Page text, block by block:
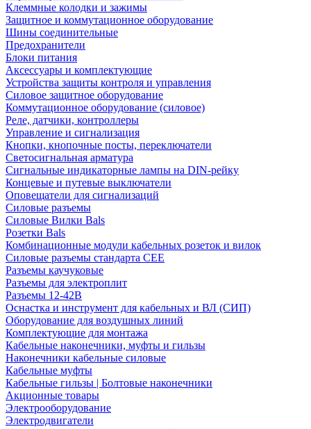
Клеммные колодки и зажимы
Защитное и коммутационное оборудование
Шины соединительные
Предохранители
Блоки питания
Аксессуары и комплектующие
Устройства защиты контроля и управления
Силовое защитное оборудование
Коммутационное оборудование (силовое)
Реле, датчики, контроллеры
Управление и сигнализация
Кнопки, кнопочные посты, переключатели
Светосигнальная арматура
Сигнальные индикаторные лампы на DIN-рейку
Концевые и путевые выключатели
Оповещатели для сигнализаций
Силовые разъемы
Силовые Вилки Bals
Розетки Bals
Комбинационные модули кабельных розеток и вилок
Силовые разъемы стандарта CEE
Разъемы каучуковые
Разъемы для электроплит
Разъемы 12-42В
Оснастка и инструмент для кабельных и ВЛ (СИП)
Оборудование для воздушных линий
Комплектующие для монтажа
Кабельные наконечники, муфты и гильзы
Наконечники кабельные силовые
Кабельные муфты
Кабельные гильзы | Болтовые наконечники
Акционные товары
Электрооборудование
Электродвигатели